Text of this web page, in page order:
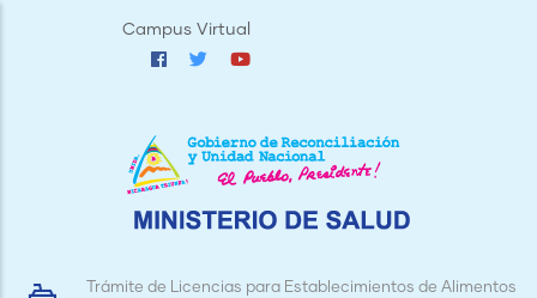
Campus Virtual
Trámite de Licencias para Establecimientos de Alimentos